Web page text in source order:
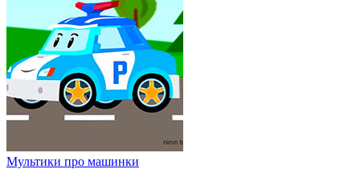
Мультики про машинки